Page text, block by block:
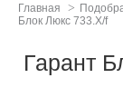
Главная >
Блок Люкс 733.X/f
Гарант